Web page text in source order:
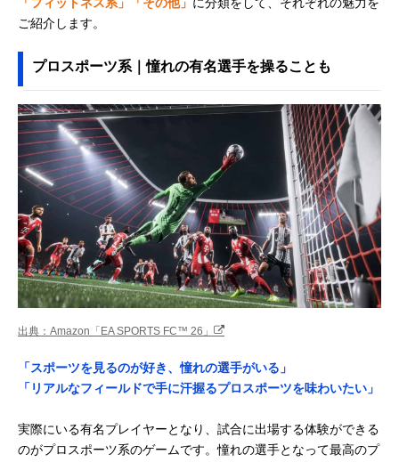
ご紹介します。
プロスポーツ系｜憧れの有名選手を操ることも
出典：Amazon「EA SPORTS FC™ 26」
「スポーツを見るのが好き、憧れの選手がいる」
「リアルなフィールドで手に汗握るプロスポーツを味わいたい」
実際にいる有名プレイヤーとなり、試合に出場する体験ができる
のがプロスポーツ系のゲームです。憧れの選手となって最高のプ